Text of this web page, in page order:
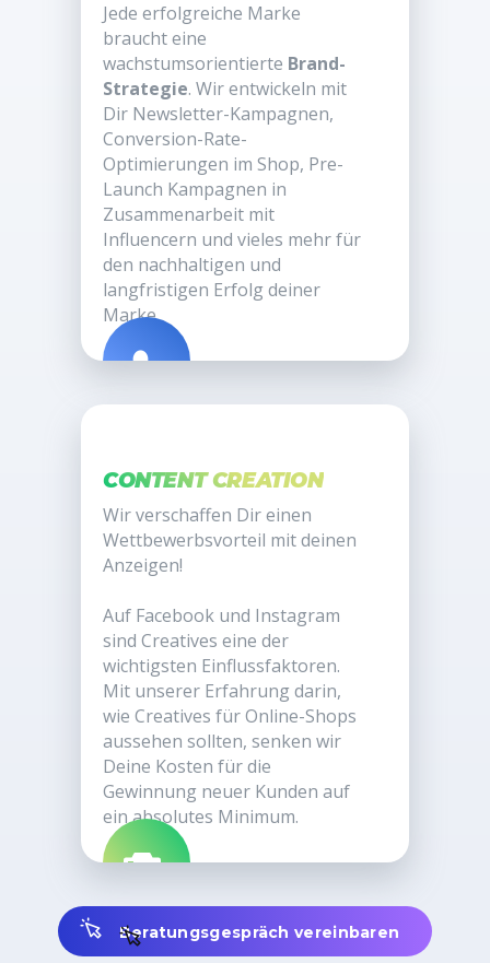
Jede erfolgreiche Marke
braucht eine
wachstumsorientierte Brand-
Strategie. Wir entwickeln mit
Dir Newsletter-Kampagnen,
Conversion-Rate-
Optimierungen im Shop, Pre-
Launch Kampagnen in
Zusammenarbeit mit
Influencern und vieles mehr für
den nachhaltigen und
langfristigen Erfolg deiner
Marke.
CONTENT CREATION
Wir verschaffen Dir einen
Wettbewerbsvorteil mit deinen
Anzeigen!
Auf Facebook und Instagram
sind Creatives eine der
wichtigsten Einflussfaktoren.
Mit unserer Erfahrung darin,
wie Creatives für Online-Shops
aussehen sollten, senken wir
Deine Kosten für die
Gewinnung neuer Kunden auf
ein absolutes Minimum.
Beratungsgespräch vereinbaren